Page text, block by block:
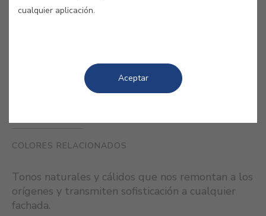
Tiene un aspecto arcilloso y natural
COLORES RELACIONADOS
Tonos naturales y cálidos que nos remontan a los
orígenes y transmiten sofisticación a cualquier
fachada.
cualquier aplicación.
Aceptar